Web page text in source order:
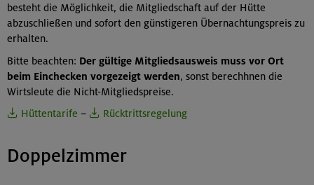
besteht die Möglichkeit, die Mitgliedschaft auf der Hütte
abzuschließen und sofort den günstigeren Übernachtungspreis zu
erhalten.
Bitte beachten: Der gültige Mitgliedsausweis muss vor Ort
beim Einchecken vorgezeigt werden, sonst berechhnen die
Wirtsleute die Nicht-Mitgliedspreise.
Hüttentarife – Rücktrittsregelung
Doppelzimmer